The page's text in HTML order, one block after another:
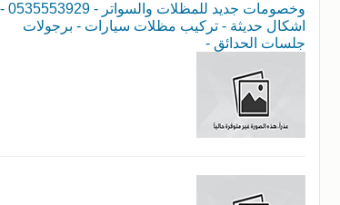
وخصومات جديد للمظلات والسواتر - 0535553929 -
اشكال حديثة - تركيب مظلات سيارات - برجولات
جلسات الحدائق -